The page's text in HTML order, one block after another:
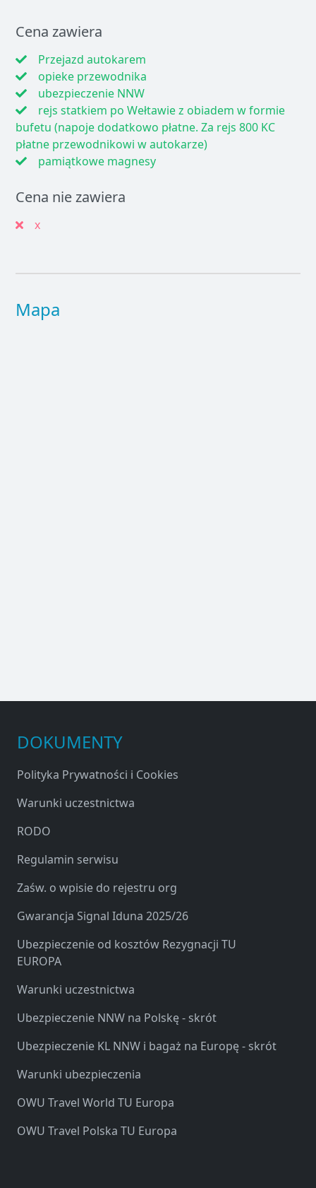
Cena zawiera
Przejazd autokarem
opieke przewodnika
ubezpieczenie NNW
rejs statkiem po Wełtawie z obiadem w formie
bufetu (napoje dodatkowo płatne. Za rejs 800 KC
płatne przewodnikowi w autokarze)
pamiątkowe magnesy
Cena nie zawiera
x
Mapa
DOKUMENTY
Polityka Prywatności i Cookies
Warunki uczestnictwa
RODO
Regulamin serwisu
Zaśw. o wpisie do rejestru org
Gwarancja Signal Iduna 2025/26
Ubezpieczenie od kosztów Rezygnacji TU
EUROPA
Warunki uczestnictwa
Ubezpieczenie NNW na Polskę - skrót
Ubezpieczenie KL NNW i bagaż na Europę - skrót
Warunki ubezpieczenia
OWU Travel World TU Europa
OWU Travel Polska TU Europa